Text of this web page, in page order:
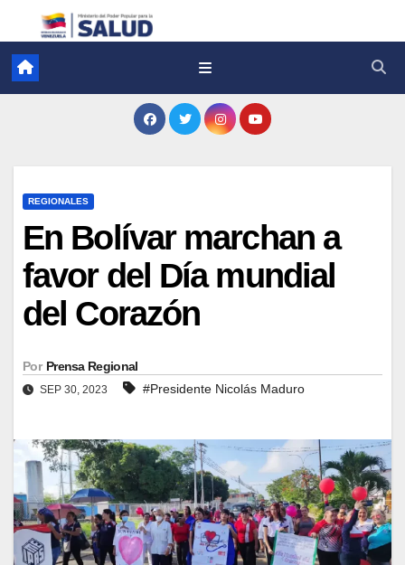
REGIONALES
En Bolívar marchan a
favor del Día mundial
del Corazón
Por Prensa Regional
SEP 30, 2023 #Presidente Nicolás Maduro